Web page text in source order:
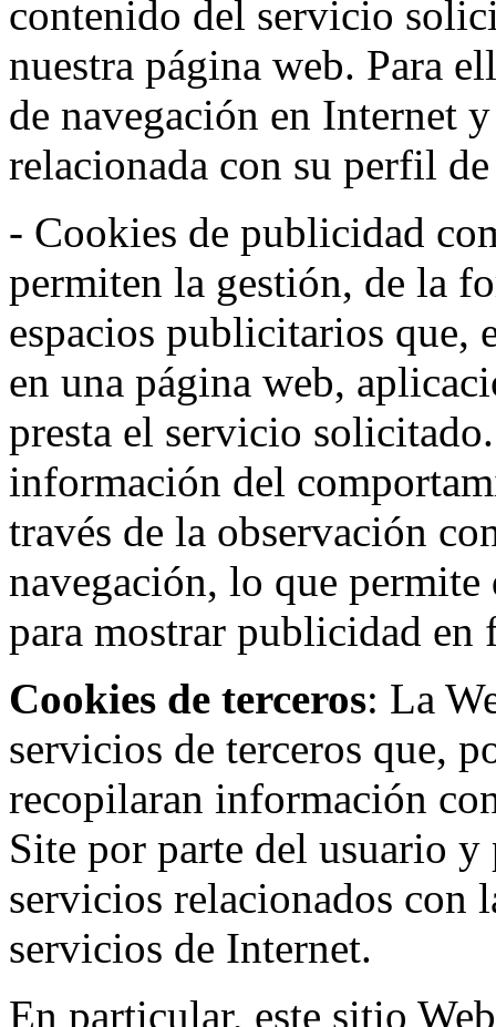
contenido del servicio
nuestra página web. Para
de navegación en Internet
relacionada con su perfil
- Cookies de publicidad
permiten la gestión, de la
espacios publicitarios que,
en una página web,
presta el servicio
información del
través de la observación
navegación, lo que
para mostrar publicidad
Cookies de terceros: La
servicios de terceros que,
recopilaran información
Site por parte del usuario
servicios relacionados con
servicios de Internet.
En particular, este sitio